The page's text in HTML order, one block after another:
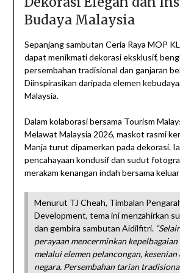
Budaya Malaysia
Sepanjang sambutan Ceria Raya MOP
dapat menikmati dekorasi eksklusif,
persembahan tradisional dan ganjaran
Diinspirasikan daripada elemen
Malaysia.
Dalam kolaborasi bersama Tourism
Melawat Malaysia 2026, maskot rasmi
Manja turut dipamerkan pada dekorasi.
pencahayaan kondusif dan sudut
merakam kenangan indah bersama
Menurut TJ Cheah, Timbalan
Development, tema ini menzahirkan
dan gembira sambutan Aidilfitri.
perayaan mencerminkan
melalui elemen pelancongan, kesenian
negara. Persembahan tarian